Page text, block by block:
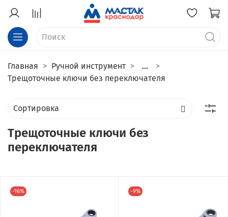
Главная Ручной инструмент
...
Трещоточные ключи без переключателя
Трещоточные ключи без
переключателя
-16% -9%